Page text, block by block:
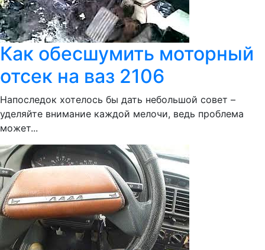
Как обесшумить моторный
отсек на ваз 2106
Напоследок хотелось бы дать небольшой совет –
уделяйте внимание каждой мелочи, ведь проблема
может...